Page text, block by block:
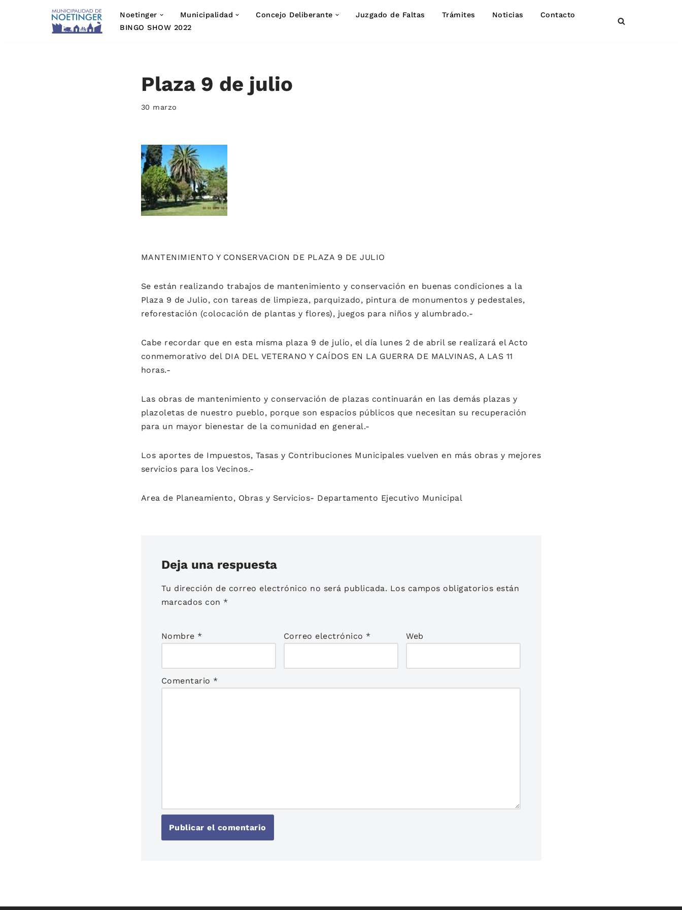
Noetinger Municipalidad Concejo Deliberante Juzgado de Faltas Trámites Noticias
Contacto
BINGO SHOW 2022
Plaza 9 de julio
30 marzo
MANTENIMIENTO Y CONSERVACION DE PLAZA 9 DE JULIO
Se están realizando trabajos de mantenimiento y conservación en buenas condiciones a la
Plaza 9 de Julio, con tareas de limpieza, parquizado, pintura de monumentos y pedestales,
reforestación (colocación de plantas y flores), juegos para niños y alumbrado.-
Cabe recordar que en esta misma plaza 9 de julio, el día lunes 2 de abril se realizará el Acto
conmemorativo del DIA DEL VETERANO Y CAÍDOS EN LA GUERRA DE MALVINAS, A LAS 11
horas.-
Las obras de mantenimiento y conservación de plazas continuarán en las demás plazas y
plazoletas de nuestro pueblo, porque son espacios públicos que necesitan su recuperación
para un mayor bienestar de la comunidad en general.-
Los aportes de Impuestos, Tasas y Contribuciones Municipales vuelven en más obras y mejores
servicios para los Vecinos.-
Area de Planeamiento, Obras y Servicios- Departamento Ejecutivo Municipal
Deja una respuesta
Tu dirección de correo electrónico no será publicada. Los campos obligatorios están
marcados con *
Nombre * Correo electrónico * Web
Comentario *